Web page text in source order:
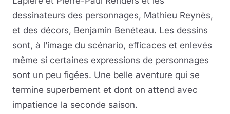
dessinateurs des personnages, Mathieu Reynès,
et des décors, Benjamin Benéteau. Les dessins
sont, à l’image du scénario, efficaces et enlevés
même si certaines expressions de personnages
sont un peu figées. Une belle aventure qui se
termine superbement et dont on attend avec
impatience la seconde saison.